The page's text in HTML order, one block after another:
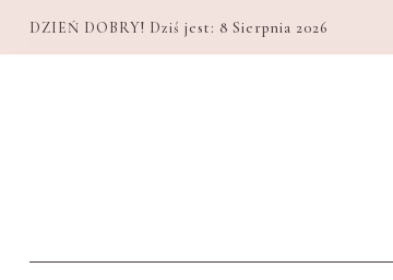
DZIEŃ DOBRY! Dziś jest: 8 Sierpnia 2026